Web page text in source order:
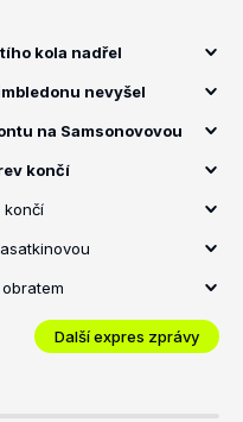
kola nadřel
nevyšel
na Samsonovovou
končí
končí
Další expres zprávy